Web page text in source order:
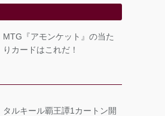
MTG『アモンケット』の当た
りカードはこれだ！
タルキール覇王譚1カートン開